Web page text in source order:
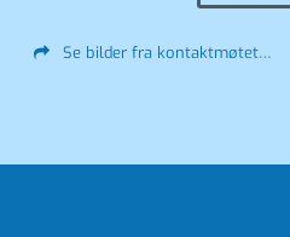
Se bilder fra kontaktmøtet…